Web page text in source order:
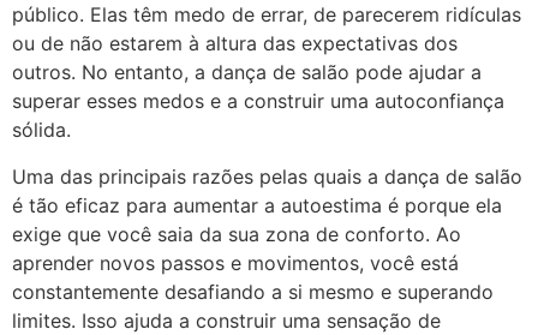
público. Elas têm medo de errar, de parecerem ridículas
ou de não estarem à altura das expectativas dos
outros. No entanto, a dança de salão pode ajudar a
superar esses medos e a construir uma autoconfiança
sólida.
Uma das principais razões pelas quais a dança de salão
é tão eficaz para aumentar a autoestima é porque ela
exige que você saia da sua zona de conforto. Ao
aprender novos passos e movimentos, você está
constantemente desafiando a si mesmo e superando
limites. Isso ajuda a construir uma sensação de